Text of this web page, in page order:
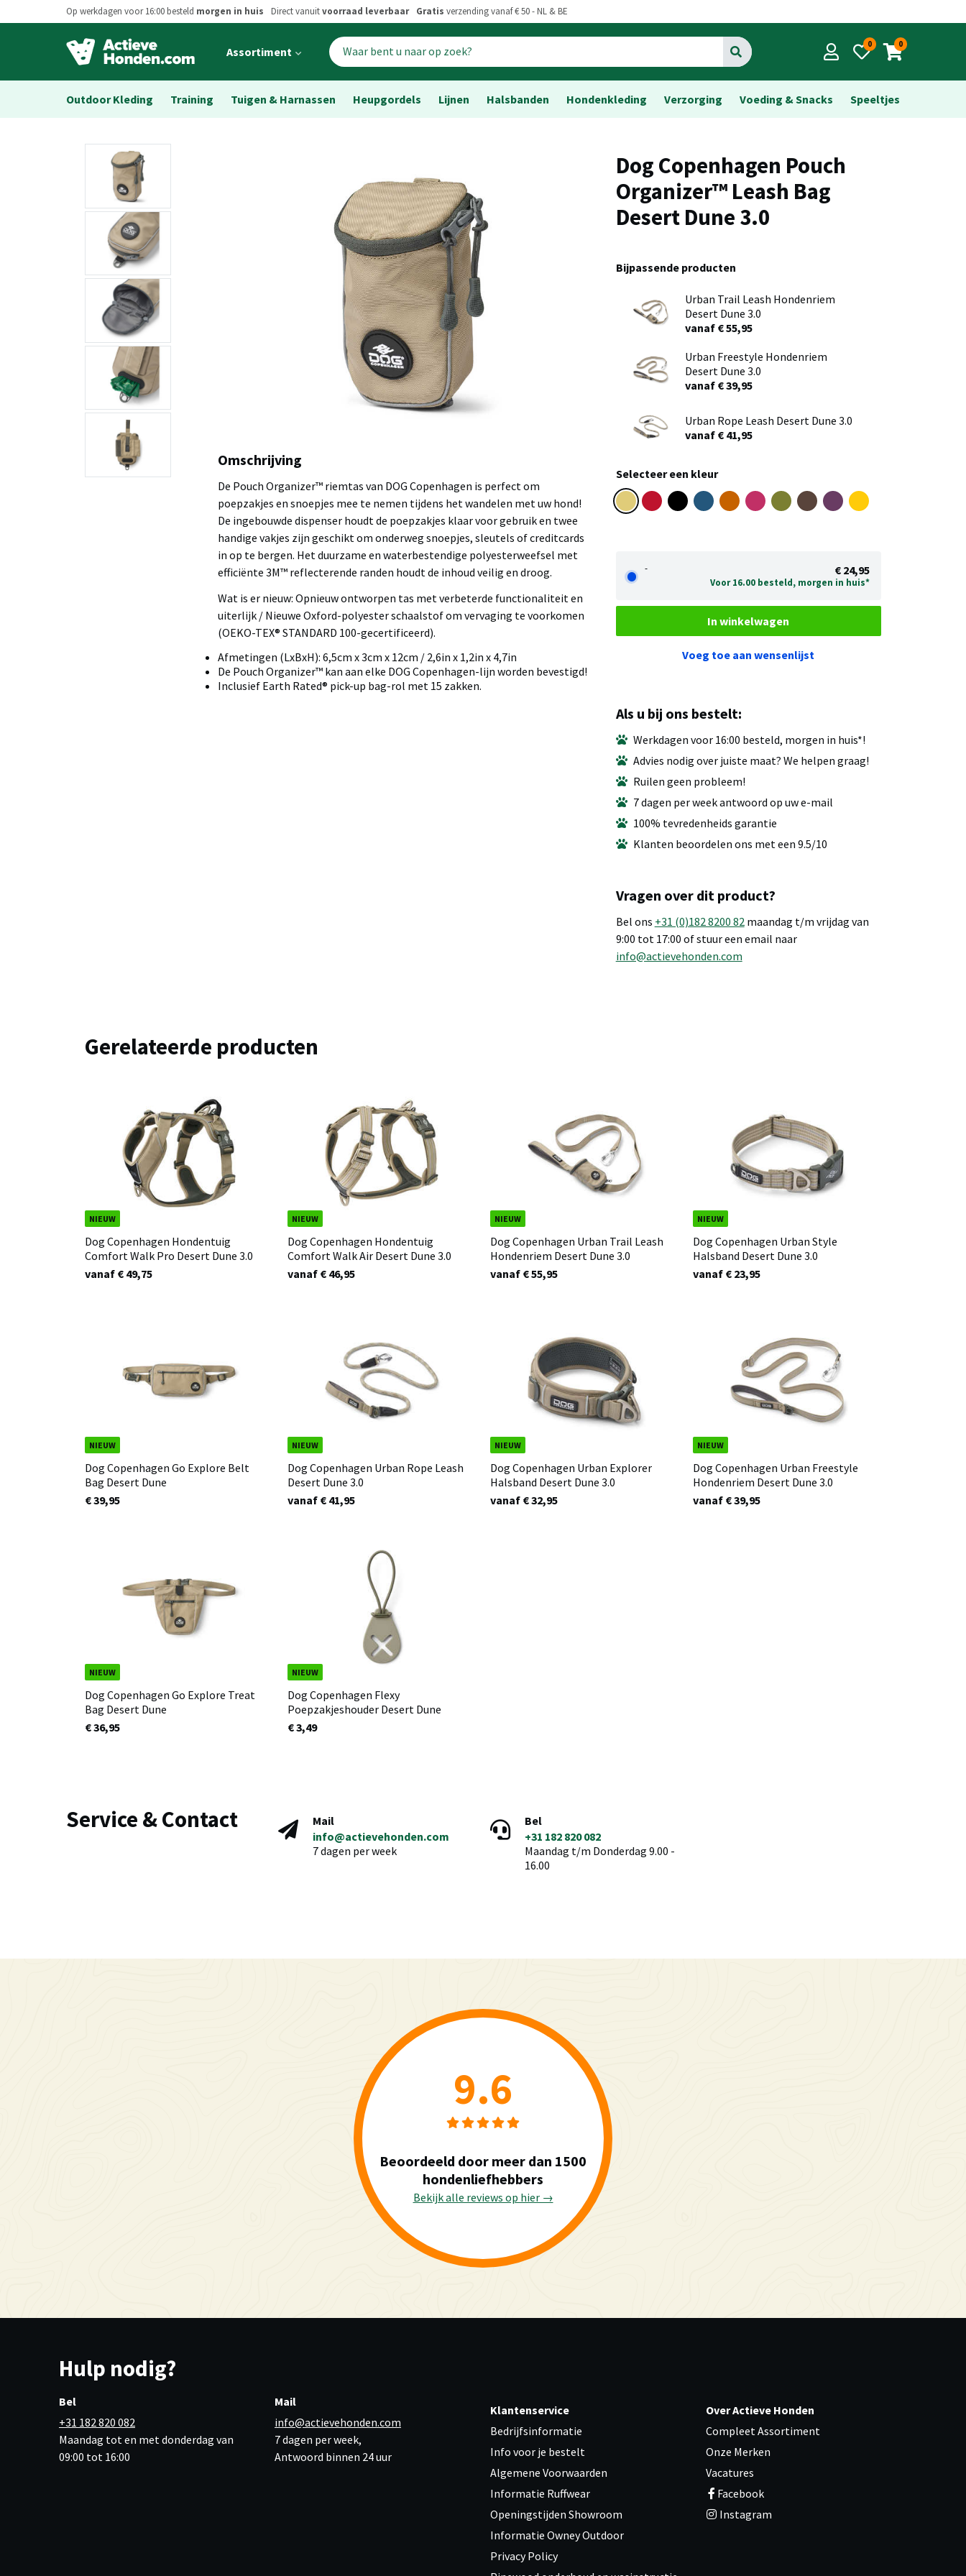
Op werkdagen voor 16:00 besteld morgen in huis Direct vanuitvoorraad leverbaar Gratis verzending vanaf € 50 - NL & BE
Open
menu
Assortiment Go 0 0
Outdoor Kleding Training Tuigen & Harnassen Heupgordels Lijnen Halsbanden Hondenkleding Verzorging Voeding & Snacks Speeltjes
Dog Copenhagen Pouch
Organizer™ Leash Bag
Desert Dune 3.0
Bijpassende producten
Urban Trail Leash Hondenriem
Desert Dune 3.0
vanaf € 55,95
Urban Freestyle Hondenriem
Desert Dune 3.0
vanaf € 39,95
Urban Rope Leash Desert Dune 3.0
vanaf € 41,95
Selecteer een kleur
- € 24,95
Voor 16.00 besteld, morgen in huis*
In winkelwagen
Voeg toe aan wensenlijst
Omschrijving
De Pouch Organizer™ riemtas van DOG Copenhagen is perfect om
poepzakjes en snoepjes mee te nemen tijdens het wandelen met uw hond!
De ingebouwde dispenser houdt de poepzakjes klaar voor gebruik en twee
handige vakjes zijn geschikt om onderweg snoepjes, sleutels of creditcards
in op te bergen. Het duurzame en waterbestendige polyesterweefsel met
efficiënte 3M™ reflecterende randen houdt de inhoud veilig en droog.
Wat is er nieuw: Opnieuw ontworpen tas met verbeterde functionaliteit en
uiterlijk / Nieuwe Oxford-polyester schaalstof om vervaging te voorkomen
(OEKO-TEX® STANDARD 100-gecertificeerd).
Afmetingen (LxBxH): 6,5cm x 3cm x 12cm / 2,6in x 1,2in x 4,7in
De Pouch Organizer™ kan aan elke DOG Copenhagen-lijn worden bevestigd!
Inclusief Earth Rated® pick-up bag-rol met 15 zakken.
Als u bij ons bestelt:
Werkdagen voor 16:00 besteld, morgen in huis*!
Advies nodig over juiste maat? We helpen graag!
Ruilen geen probleem!
7 dagen per week antwoord op uw e-mail
100% tevredenheids garantie
Klanten beoordelen ons met een 9.5/10
Vragen over dit product?
Bel ons +31 (0)182 8200 82maandag t/m vrijdag van
9:00 tot 17:00 of stuur een email naar
info@actievehonden.com
Gerelateerde producten
NIEUW
Dog Copenhagen Hondentuig
Comfort Walk Pro Desert Dune 3.0
vanaf € 49,75
NIEUW
Dog Copenhagen Hondentuig
Comfort Walk Air Desert Dune 3.0
vanaf € 46,95
NIEUW
Dog Copenhagen Urban Trail Leash
Hondenriem Desert Dune 3.0
vanaf € 55,95
NIEUW
Dog Copenhagen Urban Style
Halsband Desert Dune 3.0
vanaf € 23,95
NIEUW
Dog Copenhagen Go Explore Belt
Bag Desert Dune
€ 39,95
NIEUW
Dog Copenhagen Urban Rope Leash
Desert Dune 3.0
vanaf € 41,95
NIEUW
Dog Copenhagen Urban Explorer
Halsband Desert Dune 3.0
vanaf € 32,95
NIEUW
Dog Copenhagen Urban Freestyle
Hondenriem Desert Dune 3.0
vanaf € 39,95
NIEUW
Dog Copenhagen Go Explore Treat
Bag Desert Dune
€ 36,95
NIEUW
Dog Copenhagen Flexy
Poepzakjeshouder Desert Dune
€ 3,49
Service & Contact
Mail
info@actievehonden.com
7 dagen per week
Bel
+31 182 820 082
Maandag t/m Donderdag 9.00 -
16.00
9.6
Beoordeeld door meer dan 1500
hondenliefhebbers
Bekijk alle reviews op hier →
Hulp nodig?
Bel
+31 182 820 082
Maandag tot en met donderdag van
09:00 tot 16:00
Mail
info@actievehonden.com
7 dagen per week,
Antwoord binnen 24 uur
Klantenservice
Bedrijfsinformatie
Info voor je bestelt
Algemene Voorwaarden
Informatie Ruffwear
Openingstijden Showroom
Informatie Owney Outdoor
Privacy Policy
Over Actieve Honden
Compleet Assortiment
Onze Merken
Vacatures
Facebook
Instagram